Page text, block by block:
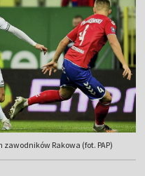
Rakowa (fot. PAP)